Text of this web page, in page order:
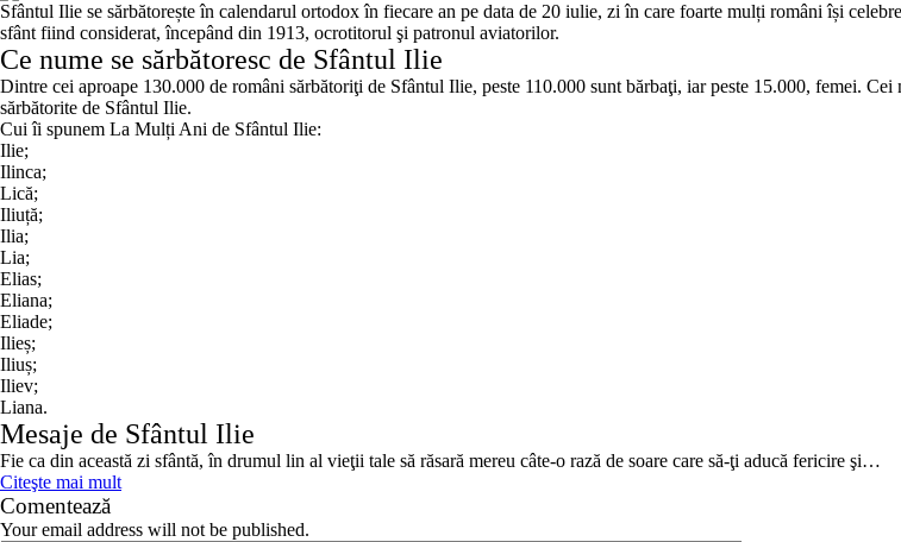
Sfântul Ilie se sărbătorește în calendarul ortodox în fiecare an pe data de 20 iulie, zi în care foarte mulți români își
sfânt fiind considerat, începând din 1913, ocrotitorul şi patronul aviatorilor.
Ce nume se sărbătoresc de Sfântul Ilie
Dintre cei aproape 130.000 de români sărbătoriţi de Sfântul Ilie, peste 110.000 sunt bărbaţi, iar peste 15.000, femei.
sărbătorite de Sfântul Ilie.
Cui îi spunem La Mulți Ani de Sfântul Ilie:
Ilie;
Ilinca;
Lică;
Iliuță;
Ilia;
Lia;
Elias;
Eliana;
Eliade;
Ilieș;
Iliuș;
Iliev;
Liana.
Mesaje de Sfântul Ilie
Fie ca din această zi sfântă, în drumul lin al vieţii tale să răsară mereu câte-o rază de soare care să-ţi aducă fericire şi…
Citeşte mai mult
Comentează
Your email address will not be published.